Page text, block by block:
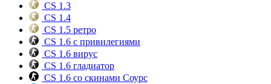
CS 1.3
CS 1.4
CS 1.5 ретро
CS 1.6 с привилегиями
CS 1.6 вирус
CS 1.6 гладиатор
CS 1.6 со скинами Соурс